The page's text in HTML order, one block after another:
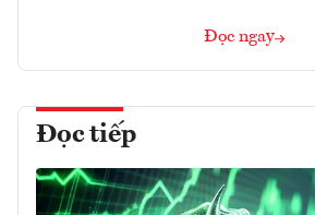
Đọc ngay
Đọc tiếp